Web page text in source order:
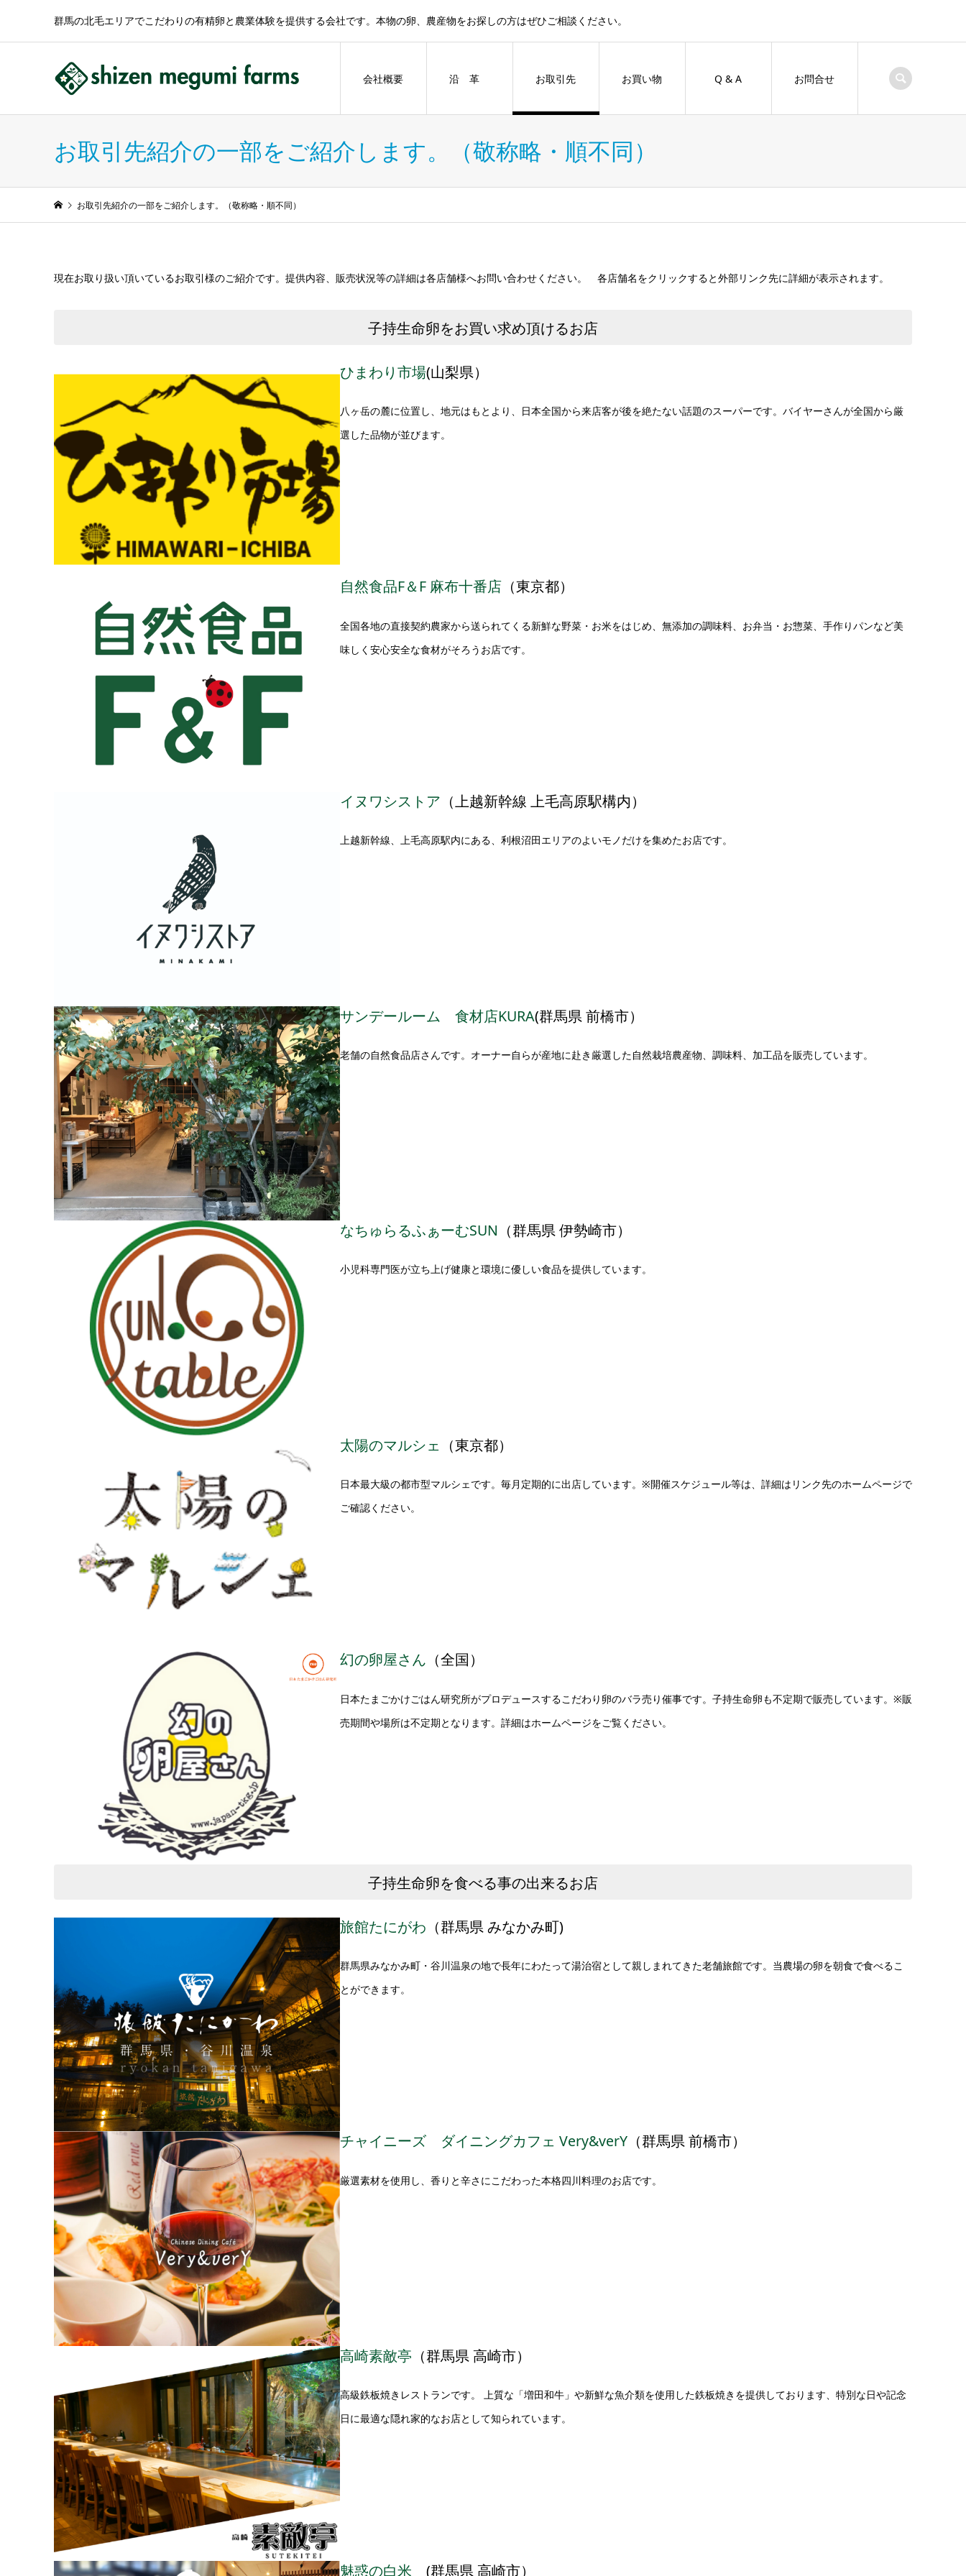
群馬の北毛エリアでこだわりの有精卵と農業体験を提供する会社です。本物の卵、農産物をお探しの方はぜひご相談ください。
会社概要 沿 革 お取引先 お買い物 Q & A お問合せ
お取引先紹介の一部をご紹介します。（敬称略・順不同）
お取引先紹介の一部をご紹介します。（敬称略・順不同）
現在お取り扱い頂いているお取引様のご紹介です。提供内容、販売状況等の詳細は各店舗様へお問い合わせください。 各店舗名をクリックすると外部リンク先に詳細が表示されます。
子持生命卵をお買い求め頂けるお店
ひまわり市場(山梨県）
八ヶ岳の麓に位置し、地元はもとより、日本全国から来店客が後を絶たない話題のスーパーです。バイヤーさんが全国から厳
選した品物が並びます。
自然食品F＆F 麻布十番店（東京都）
全国各地の直接契約農家から送られてくる新鮮な野菜・お米をはじめ、無添加の調味料、お弁当・お惣菜、手作りパンなど美
味しく安心安全な食材がそろうお店です。
イヌワシストア （上越新幹線 上毛高原駅構内）
上越新幹線、上毛高原駅内にある、利根沼田エリアのよいモノだけを集めたお店です。
サンデールーム 食材店KURA(群馬県 前橋市）
老舗の自然食品店さんです。オーナー自らが産地に赴き厳選した自然栽培農産物、調味料、加工品を販売しています。
なちゅらるふぁーむSUN （群馬県 伊勢崎市）
小児科専門医が立ち上げ健康と環境に優しい食品を提供しています。
太陽のマルシェ （東京都）
日本最大級の都市型マルシェです。毎月定期的に出店しています。※開催スケジュール等は、詳細はリンク先のホームページで
ご確認ください。
幻の卵屋さん （全国）
日本たまごかけごはん研究所がプロデュースするこだわり卵のバラ売り催事です。子持生命卵も不定期で販売しています。※販
売期間や場所は不定期となります。詳細はホームページをご覧ください。
子持生命卵を食べる事の出来るお店
旅館たにがわ （群馬県 みなかみ町)
群馬県みなかみ町・谷川温泉の地で長年にわたって湯治宿として親しまれてきた老舗旅館です。当農場の卵を朝食で食べるこ
とができます。
チャイニーズ ダイニングカフェ Very&verY（群馬県 前橋市）
厳選素材を使用し、香りと辛さにこだわった本格四川料理のお店です。
高崎素敵亭 （群馬県 高崎市）
高級鉄板焼きレストランです。 上質な「増田和牛」や新鮮な魚介類を使用した鉄板焼きを提供しております、特別な日や記念
日に最適な隠れ家的なお店として知られています。
魅惑の白米 (群馬県 高崎市）